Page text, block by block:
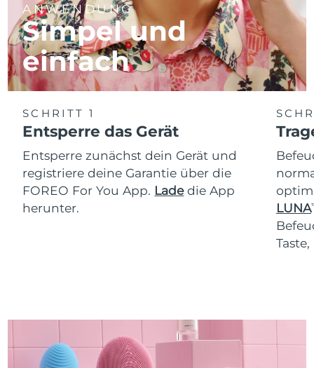
ANWENDUNG
Simpel und
einfach
SCHRITT 1
Entsperre das Gerät
Entsperre zunächst dein Gerät und
registriere deine Garantie über die
FOREO For You App. Ladedie App
herunter.
LUNA